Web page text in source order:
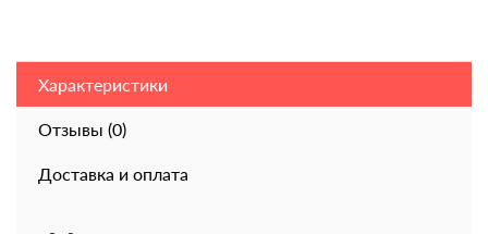
Характеристики
Отзывы (0)
Доставка и оплата